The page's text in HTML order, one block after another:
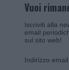
Vuoi
Iscriviti alla
email
sul sito web!
Indirizzo email